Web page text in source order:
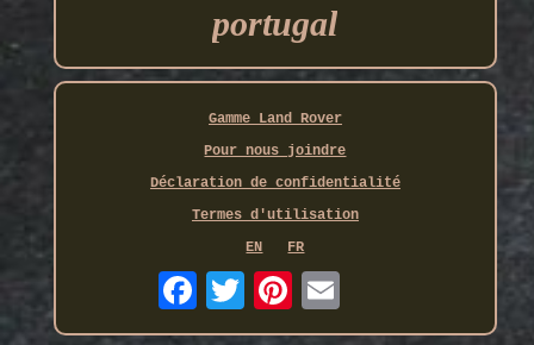
portugal
Gamme Land Rover
Pour nous joindre
Déclaration de confidentialité
Termes d'utilisation
EN
FR